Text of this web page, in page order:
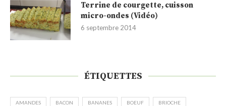
Terrine de courgette, cuisson
micro-ondes (Vidéo)
6 septembre 2014
ÉTIQUETTES
AMANDES BACON BANANES BOEUF BRIOCHE